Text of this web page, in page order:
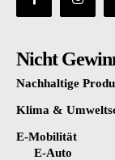
Nicht
Nachhaltige
Klima &
E-Mobilität
E-Auto